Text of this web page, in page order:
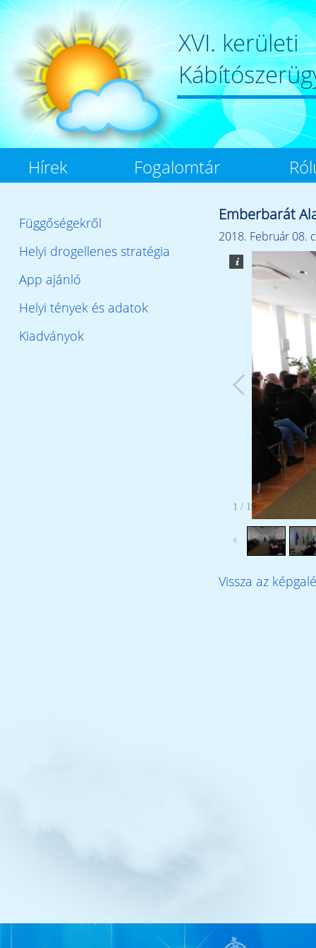
XVI. kerületi
Hírek Fogalomtár
Függőségekről
Helyi drogellenes stratégia
App ajánló
Helyi tények és adatok
Kiadványok
Emberbarát
2018. Február 08.
1 / 19
Vissza az